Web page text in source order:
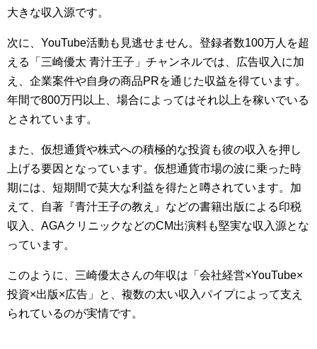
大きな収入源です。
次に、YouTube活動も見逃せません。登録者数100万人を超
える「三崎優太 青汁王子」チャンネルでは、広告収入に加
え、企業案件や自身の商品PRを通じた収益を得ています。
年間で800万円以上、場合によってはそれ以上を稼いでいる
とされています。
また、仮想通貨や株式への積極的な投資も彼の収入を押し
上げる要因となっています。仮想通貨市場の波に乗った時
期には、短期間で莫大な利益を得たと噂されています。加
えて、自著『青汁王子の教え』などの書籍出版による印税
収入、AGAクリニックなどのCM出演料も堅実な収入源とな
っています。
このように、三崎優太さんの年収は「会社経営×YouTube×
投資×出版×広告」と、複数の太い収入パイプによって支え
られているのが実情です。